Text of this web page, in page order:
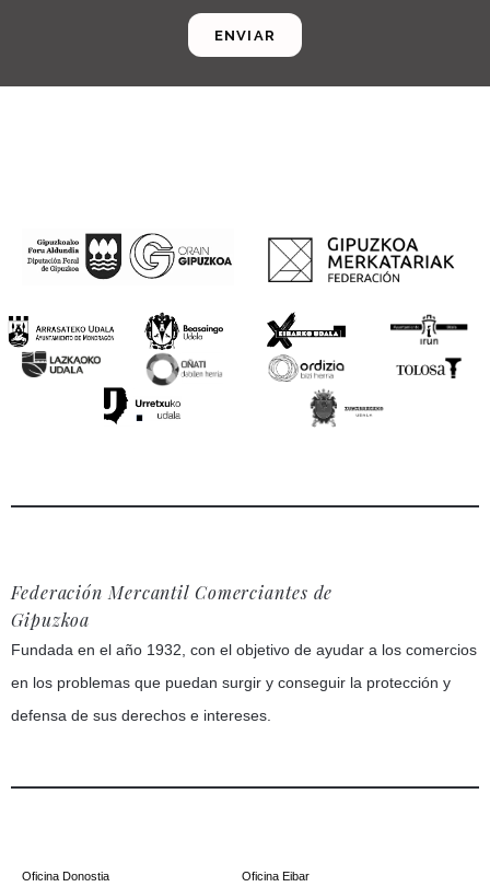
ENVIAR
Federación Mercantil Comerciantes de
Gipuzkoa
Fundada en el año 1932, con el objetivo de ayudar a los comercios
en los problemas que puedan surgir y conseguir la protección y
defensa de sus derechos e intereses.
Oficina Donostia Oficina Eibar